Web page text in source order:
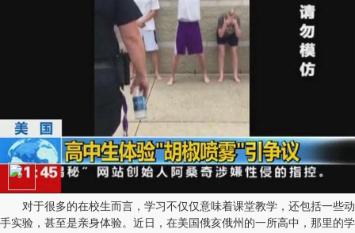
对于很多的在校生而言，学习不仅仅意味着课堂教学，还包括一些动
手实验，甚至是亲身体验。近日，在美国俄亥俄州的一所高中，那里的学